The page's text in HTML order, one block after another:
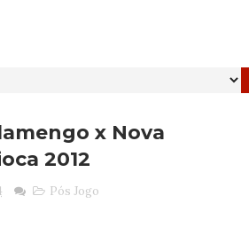
x Nova
2012
Pós Jogo